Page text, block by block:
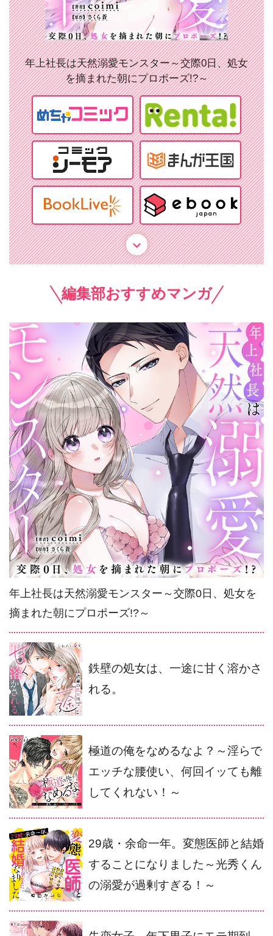
年上社長は天然溺愛モンスター～交際0日、処女
を摘まれた朝にプロポーズ!?～
編集部おすすめマンガ
年上社長は天然溺愛モンスター～交際0日、処女を
摘まれた朝にプロポーズ!?～
鉄壁の処女は、一途に甘く溶かさ
れる。
極道の俺をなめるなよ？～淫らで
エッチな腰使い、何回イッても離
してくれない！～
29歳・余命一年。変態医師と結婚
することになりました～光秀くん
の溺愛が過剰すぎる！～